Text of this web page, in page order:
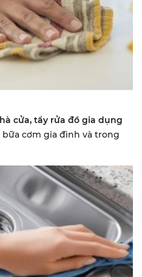
cửa, tẩy rửa đồ gia dụng
cơm gia đình và trong